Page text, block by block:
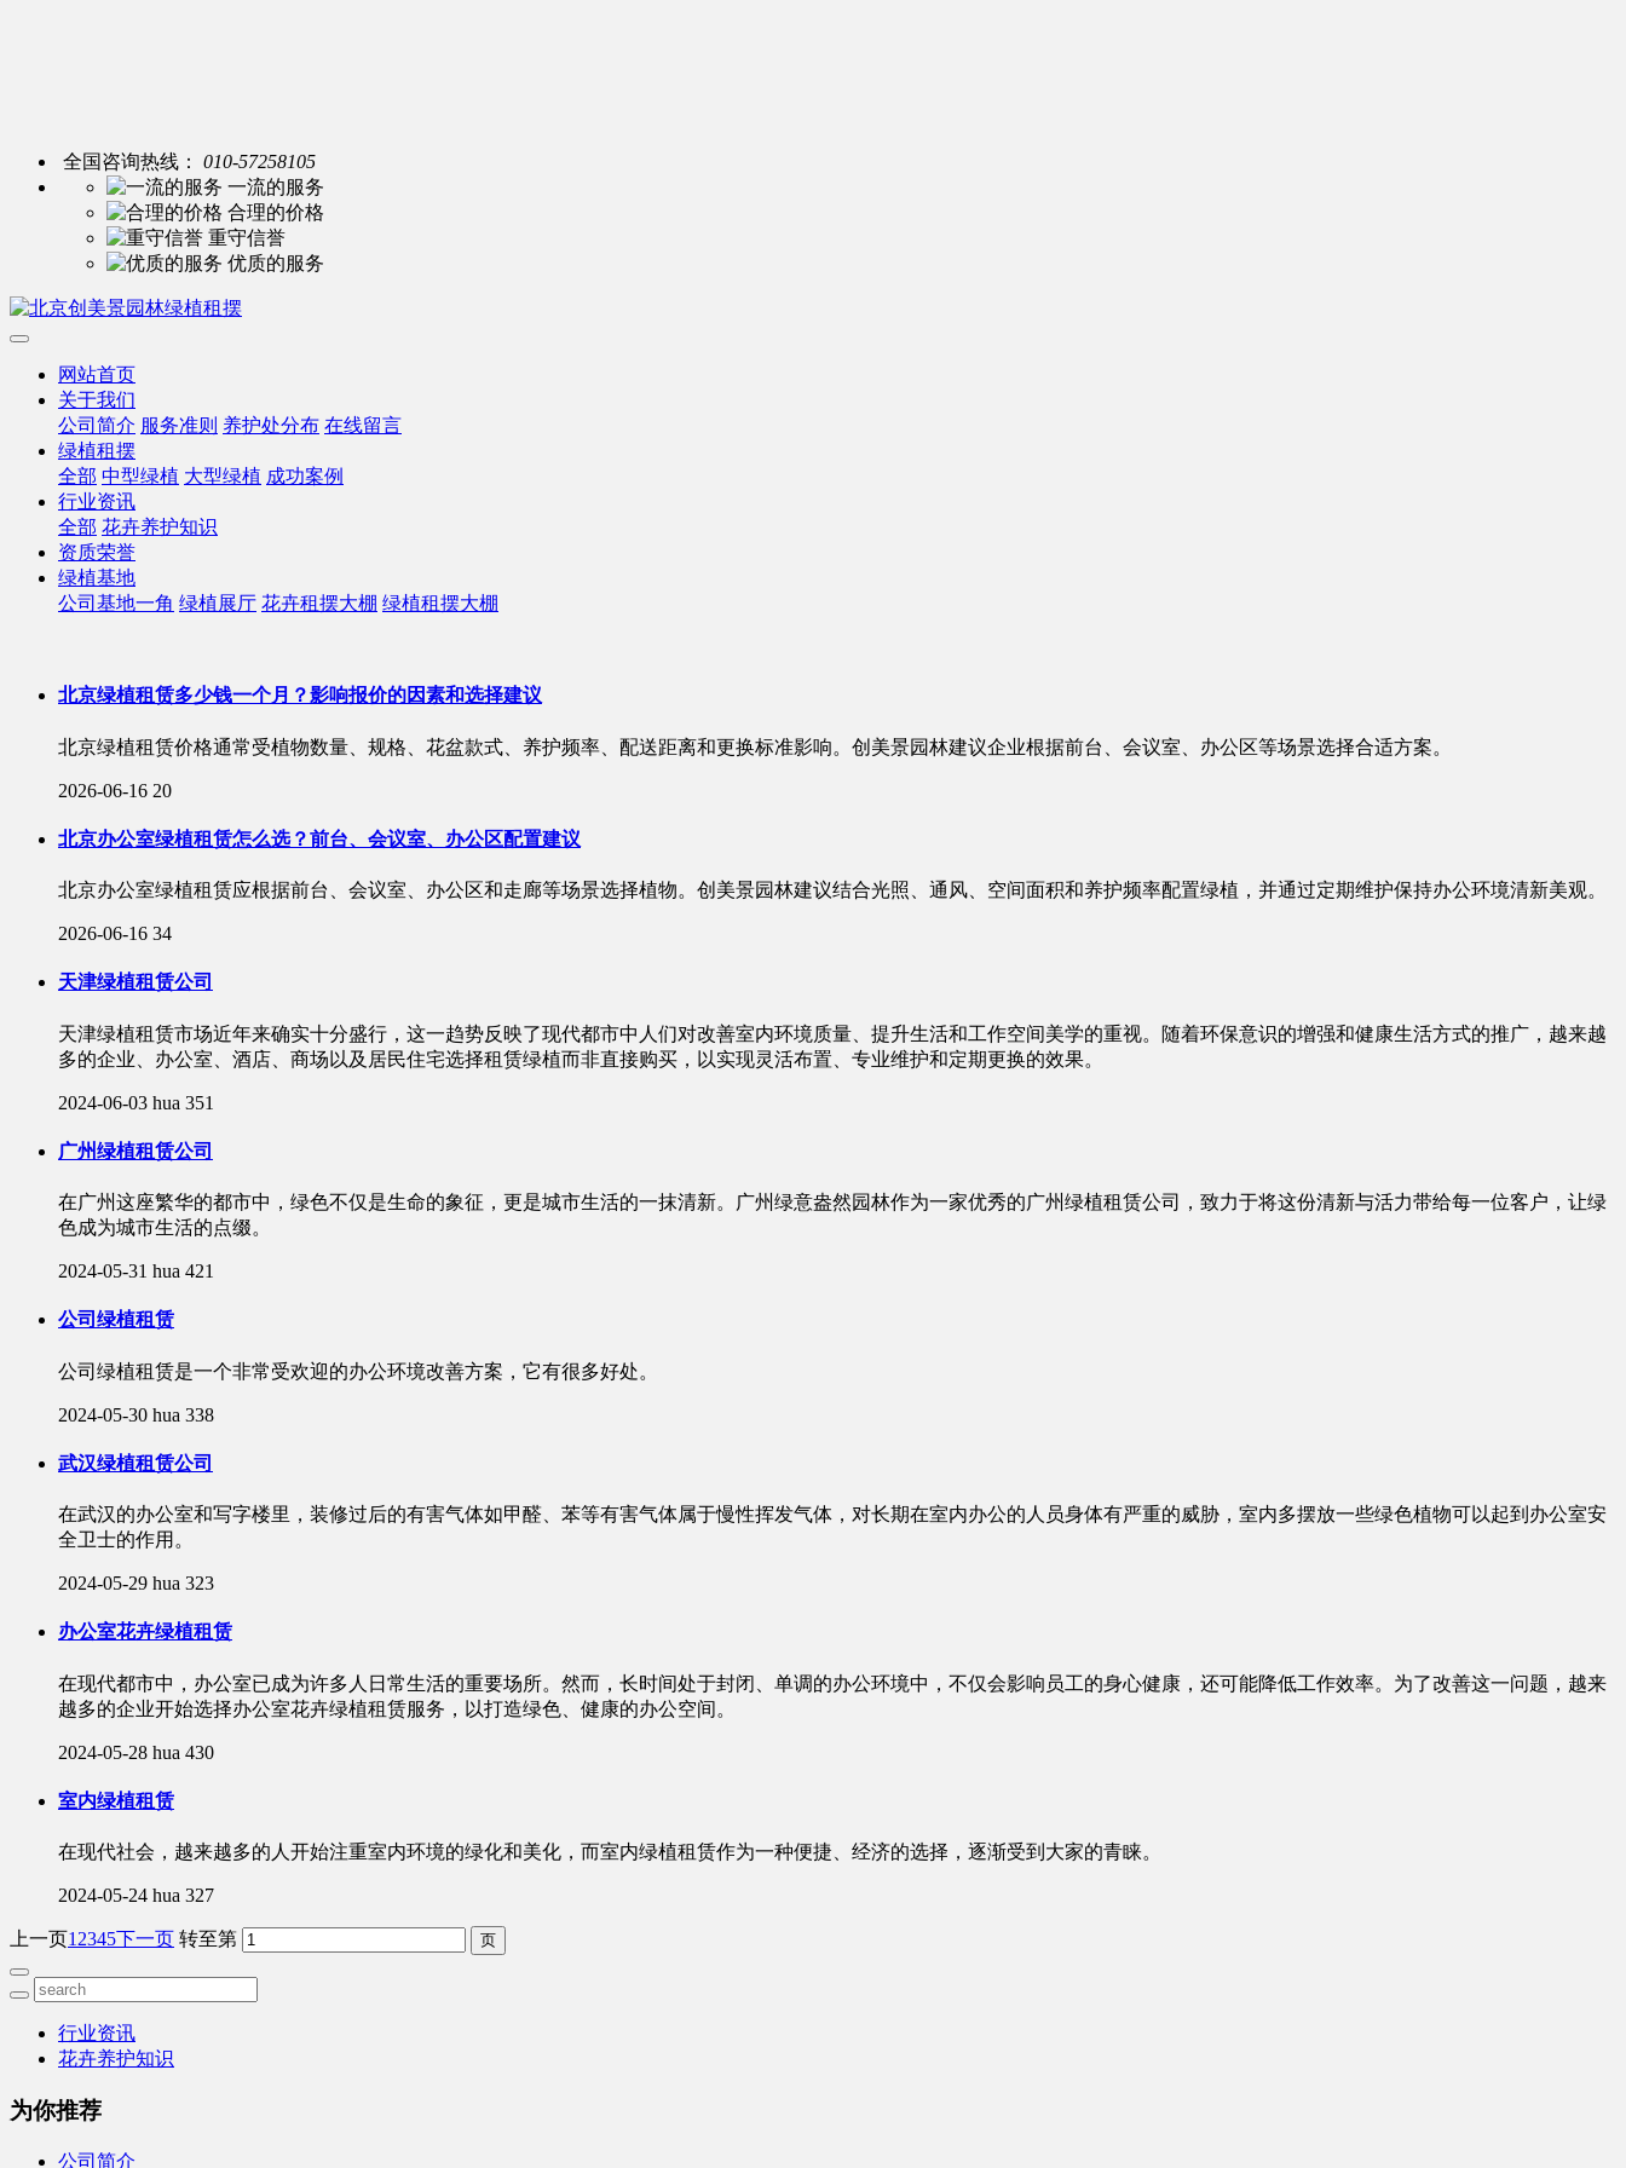
全国咨询热线：
010-57258105
一流的服务
合理的价格
重守信誉
优质的服务
网站首页
关于我们
公司简介 服务准则 养护处分布 在线留言
绿植租摆
全部 中型绿植 大型绿植 成功案例
行业资讯
全部 花卉养护知识
资质荣誉
绿植基地
公司基地一角 绿植展厅 花卉租摆大棚 绿植租摆大棚
北京绿植租赁多少钱一个月？影响报价的因素和选择建议
北京绿植租赁价格通常受植物数量、规格、花盆款式、养护频率、配送距离和更换标准影响。创美景园林建议企业根据前台、会议室、办公区等场景选择合适方案。
2026-06-16 20
北京办公室绿植租赁怎么选？前台、会议室、办公区配置建议
北京办公室绿植租赁应根据前台、会议室、办公区和走廊等场景选择植物。创美景园林建议结合光照、通风、空间面积和养护频率配置绿植，并通过定期维护保持办公环境清新美观。
2026-06-16 34
天津绿植租赁公司
天津绿植租赁市场近年来确实十分盛行，这一趋势反映了现代都市中人们对改善室内环境质量、提升生活和工作空间美学的重视。随着环保意识的增强和健康生活方式的推广，越来越
多的企业、办公室、酒店、商场以及居民住宅选择租赁绿植而非直接购买，以实现灵活布置、专业维护和定期更换的效果。
2024-06-03 hua 351
广州绿植租赁公司
在广州这座繁华的都市中，绿色不仅是生命的象征，更是城市生活的一抹清新。广州绿意盎然园林作为一家优秀的广州绿植租赁公司，致力于将这份清新与活力带给每一位客户，让绿
色成为城市生活的点缀。
2024-05-31 hua 421
公司绿植租赁
公司绿植租赁是一个非常受欢迎的办公环境改善方案，它有很多好处。
2024-05-30 hua 338
武汉绿植租赁公司
在武汉的办公室和写字楼里，装修过后的有害气体如甲醛、苯等有害气体属于慢性挥发气体，对长期在室内办公的人员身体有严重的威胁，室内多摆放一些绿色植物可以起到办公室安
全卫士的作用。
2024-05-29 hua 323
办公室花卉绿植租赁
在现代都市中，办公室已成为许多人日常生活的重要场所。然而，长时间处于封闭、单调的办公环境中，不仅会影响员工的身心健康，还可能降低工作效率。为了改善这一问题，越来
越多的企业开始选择办公室花卉绿植租赁服务，以打造绿色、健康的办公空间。
2024-05-28 hua 430
室内绿植租赁
在现代社会，越来越多的人开始注重室内环境的绿化和美化，而室内绿植租赁​作为一种便捷、经济的选择，逐渐受到大家的青睐。
2024-05-24 hua 327
上一页1 2345下一页 转至第
行业资讯
花卉养护知识
为你推荐
公司简介